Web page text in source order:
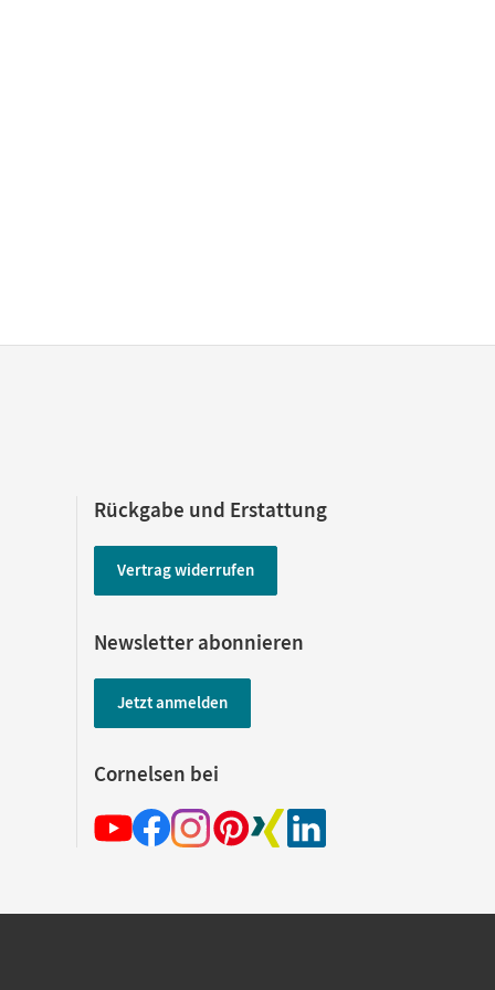
Rückgabe und Erstattung
Vertrag widerrufen
Newsletter abonnieren
Jetzt anmelden
Cornelsen bei